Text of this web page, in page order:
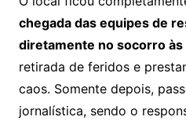
chegada das equipes de
diretamente no socorro às
retirada de feridos e
caos. Somente depois,
jornalística, sendo o